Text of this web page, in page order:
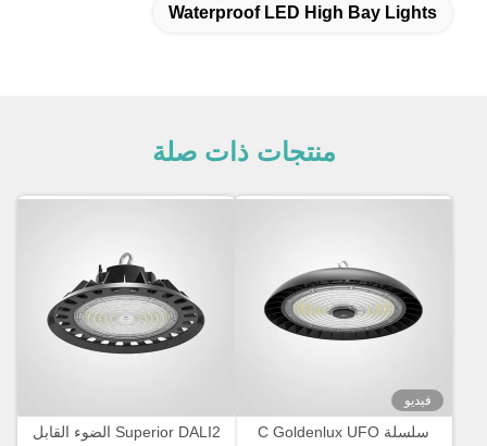
Waterproof LED High Bay Lights
منتجات ذات صلة
فيديو
سلسلة C Goldenlux UFO
Superior DALI2 الضوء القابل